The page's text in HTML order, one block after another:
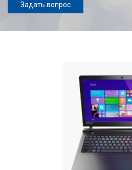
Задать вопрос